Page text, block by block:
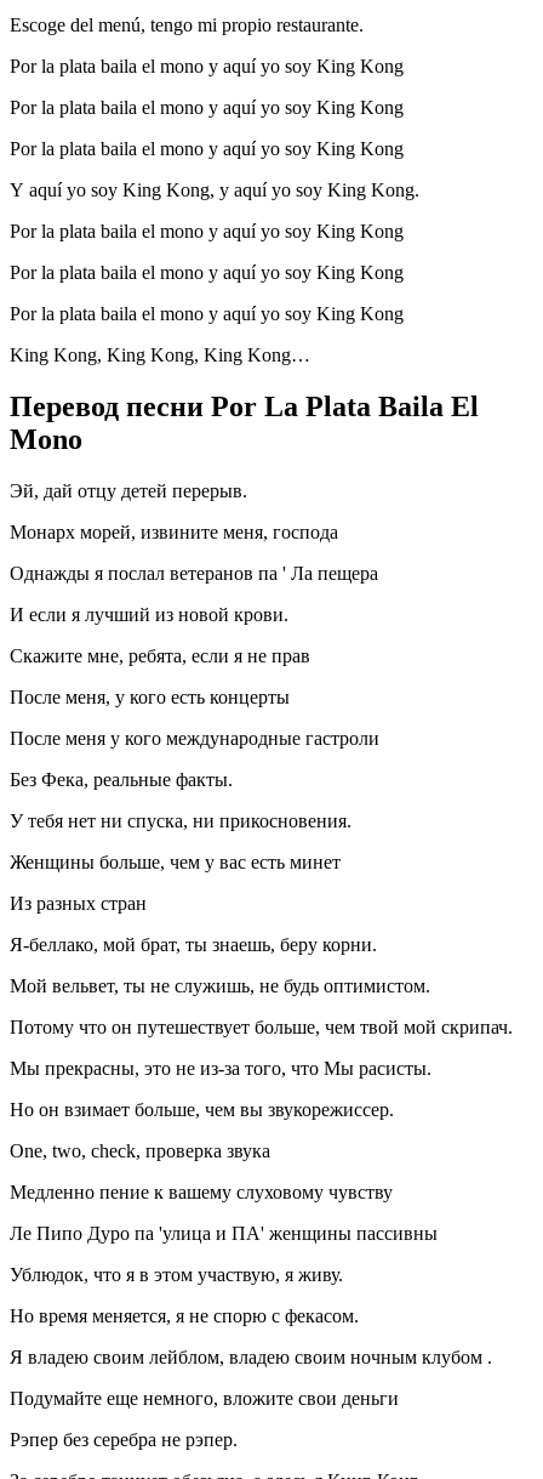
Escoge del menú, tengo mi propio restaurante.
Por la plata baila el mono y aquí yo soy King Kong
Por la plata baila el mono y aquí yo soy King Kong
Por la plata baila el mono y aquí yo soy King Kong
Y aquí yo soy King Kong, y aquí yo soy King Kong.
Por la plata baila el mono y aquí yo soy King Kong
Por la plata baila el mono y aquí yo soy King Kong
Por la plata baila el mono y aquí yo soy King Kong
King Kong, King Kong, King Kong…
Перевод песни Por La Plata Baila El
Mono
Эй, дай отцу детей перерыв.
Монарх морей, извините меня, господа
Однажды я послал ветеранов па ' Ла пещера
И если я лучший из новой крови.
Скажите мне, ребята, если я не прав
После меня, у кого есть концерты
После меня у кого международные гастроли
Без Фека, реальные факты.
У тебя нет ни спуска, ни прикосновения.
Женщины больше, чем у вас есть минет
Из разных стран
Я-беллако, мой брат, ты знаешь, беру корни.
Мой вельвет, ты не служишь, не будь оптимистом.
Потому что он путешествует больше, чем твой мой скрипач.
Мы прекрасны, это не из-за того, что Мы расисты.
Но он взимает больше, чем вы звукорежиссер.
One, two, check, проверка звука
Медленно пение к вашему слуховому чувству
Ле Пипо Дуро па 'улица и ПА' женщины пассивны
Ублюдок, что я в этом участвую, я живу.
Но время меняется, я не спорю с фекасом.
Я владею своим лейблом, владею своим ночным клубом .
Подумайте еще немного, вложите свои деньги
Рэпер без серебра не рэпер.